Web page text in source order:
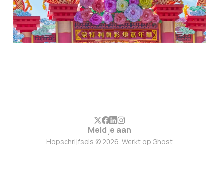
Meld je aan
Hopschrijfsels © 2026. Werkt op Ghost